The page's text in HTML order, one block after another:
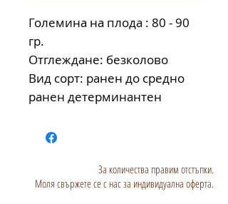
Големина на плода : 80 - 90
гр.
Отглеждане: безколово
Вид сорт: ранен до средно
ранен детерминантен
За количества правим отстъпки.
Моля свържете се с нас за индивидуална оферта.